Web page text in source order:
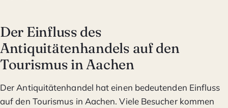
Der Einfluss des
Antiquitätenhandels auf den
Tourismus in Aachen
Der Antiquitätenhandel hat einen bedeutenden Einfluss
auf den Tourismus in Aachen. Viele Besucher kommen